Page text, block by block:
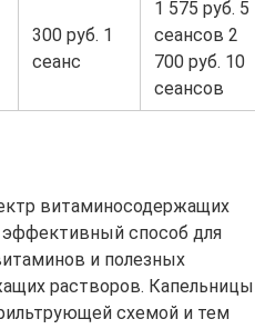
300 руб. 1
сеанс
1 575 руб. 5
сеансов 2
700 руб. 10
сеансов
витаминосодержащих
эффективный способ для
и полезных
растворов. Капельницы
схемой и тем